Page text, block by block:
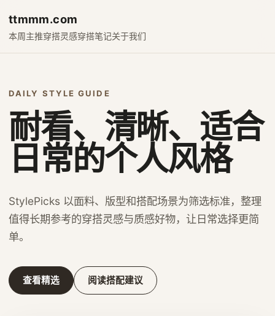
ttmmm.com
本周主推穿搭灵感穿搭笔记关于我们
DAILY STYLE GUIDE
耐看、清晰、适合
日常的个人风格
StylePicks 以面料、版型和搭配场景为筛选标准，整理
值得长期参考的穿搭灵感与质感好物，让日常选择更简
单。
查看精选 阅读搭配建议